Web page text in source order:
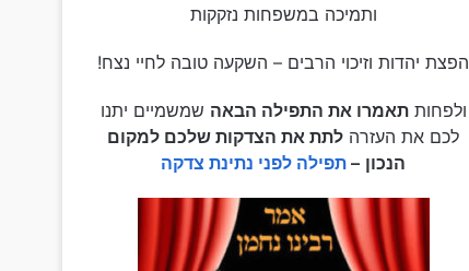
ותמיכה במשפחות נזקקות
הפצת יהדות וזיכוי הרבים – השקעה טובה לחיי נצח!
ולפחותתאמרו את התפילה הבאה שמשמיים יתנו
לכם את העזרה לתת את הצדקות שלכם למקום
הנכון – תפילה לפני נתינת צדקה